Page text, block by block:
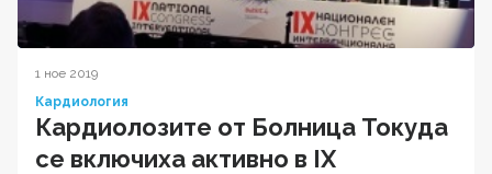
1 ное 2019
Кардиология
Кардиолозите от Болница Токуда
се включиха активно в IX